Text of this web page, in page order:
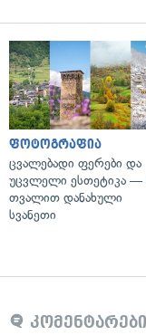
ფოტოგრაფია
ცვალებადი ფერები და
უცვლელი ესთეტიკა —
თვალით დანახული
სვანეთი
კომენტარები